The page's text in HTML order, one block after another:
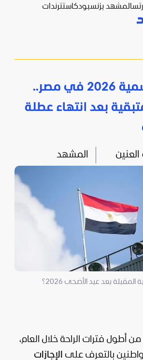
المشهد بزنسبودكاستترندات
الإجازات الرسمية 2026 في مصر..
بعد انتهاء عطلة
العنين المشهد
ما هي الإجازة الرسمية المقبلة بعد عيد الأضحى 2026؟
أطول فترات الراحة خلال العام،
بالتعرف على
الإجازات